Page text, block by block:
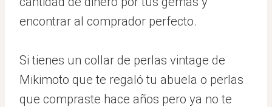
encontrar al comprador perfecto.
Si tienes un collar de perlas vintage de
Mikimoto que te regaló tu abuela o perlas
que compraste hace años pero ya no te